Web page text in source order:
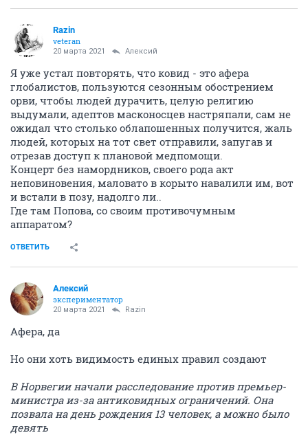
Razin
veteran
20 марта 2021 Алексий
Я уже устал повторять, что ковид - это афера
глобалистов, пользуются сезонным обострением
орви, чтобы людей дурачить, целую религию
выдумали, адептов масконосцев настряпали, сам не
ожидал что столько облапошенных получится, жаль
людей, которых на тот свет отправили, запугав и
отрезав доступ к плановой медпомощи.
Концерт без намордников, своего рода акт
неповиновения, маловато в корыто навалили им, вот
и встали в позу, надолго ли..
Где там Попова, со своим противочумным
аппаратом?
ОТВЕТИТЬ
Алексий
экспериментатор
20 марта 2021 Razin
Афера, да
Но они хоть видимость единых правил создают
В Норвегии начали расследование против премьер-
министра из-за антиковидных ограничений. Она
позвала на день рождения 13 человек, а можно было
девять